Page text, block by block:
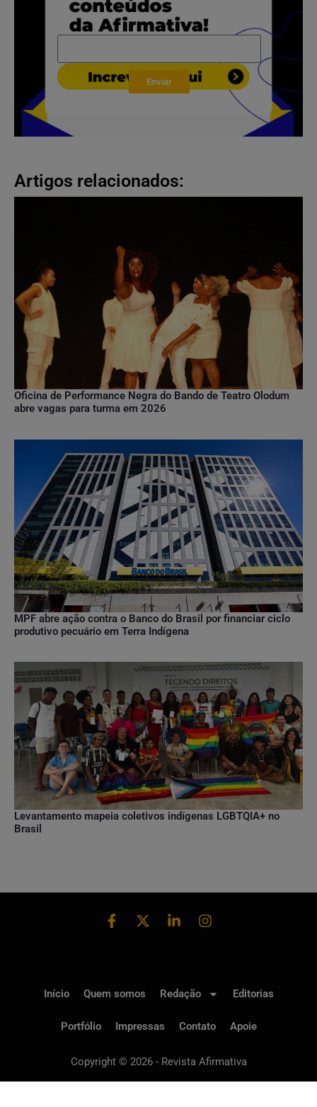
Enviar
Artigos relacionados:
Oficina de Performance Negra do Bando de Teatro Olodum
abre vagas para turma em 2026
MPF abre ação contra o Banco do Brasil por financiar ciclo
produtivo pecuário em Terra Indígena
Levantamento mapeia coletivos indígenas LGBTQIA+ no
Brasil
Copyright © 2026 - Revista Afirmativa
Início Quem somos Redação Editorias
Portfólio Impressas Contato Apoie